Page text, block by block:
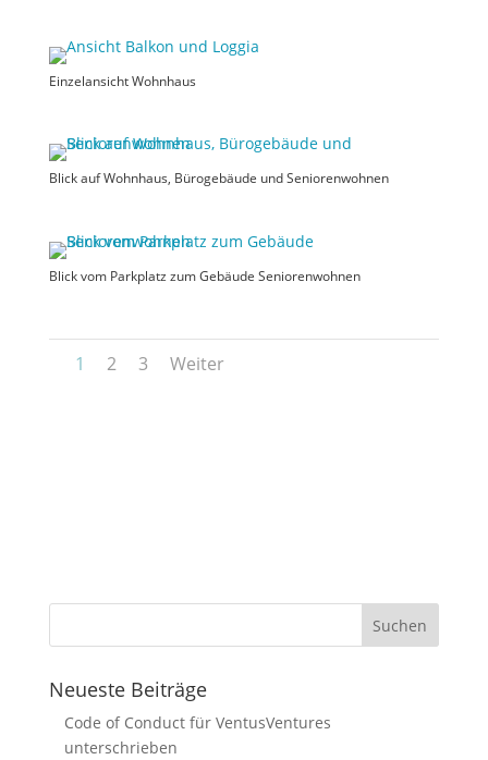
Einzelansicht Wohnhaus
Blick auf Wohnhaus, Bürogebäude und Seniorenwohnen
Blick vom Parkplatz zum Gebäude Seniorenwohnen
1 2 3 Weiter
Neueste Beiträge
Code of Conduct für VentusVentures
unterschrieben